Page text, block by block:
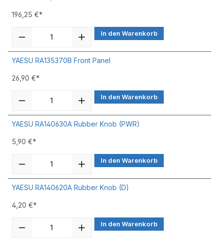
196,25 €*
In den Warenkorb
YAESU RA135370B Front Panel
26,90 €*
In den Warenkorb
YAESU RA140630A Rubber Knob (PWR)
5,90 €*
In den Warenkorb
YAESU RA140620A Rubber Knob (D)
4,20 €*
In den Warenkorb